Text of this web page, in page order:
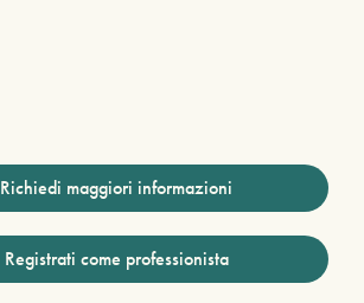
Richiedi maggiori informazioni
Registrati come professionista